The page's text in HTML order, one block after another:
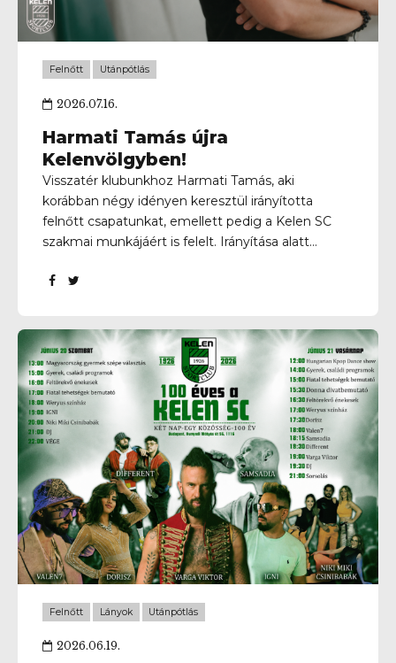
Felnőtt Utánpótlás
2026.07.16.
Harmati Tamás újra
Kelenvölgyben!
Visszatér klubunkhoz Harmati Tamás, aki
korábban négy idényen keresztül irányította
felnőtt csapatunkat, emellett pedig a Kelen SC
szakmai munkájáért is felelt. Irányítása alatt
csapatunk pedig kétszeres Budapest I. osztályú
követően a Vasas II, majd a III. Kerület
vezetőedzőjeként dolgozott. Most, négy
esztendő elteltével visszatér korábbi sikerei
helyszínére, hogy tapasztalatával ismét
meghatározó szerepet vállaljon klubunk szakmai
munkájában, és újra ambiciózus célok felé vezesse
egyesületünket. Üdv újra Kelenvölgyben, Tamás!
Felnőtt Lányok Utánpótlás
2026.06.19.